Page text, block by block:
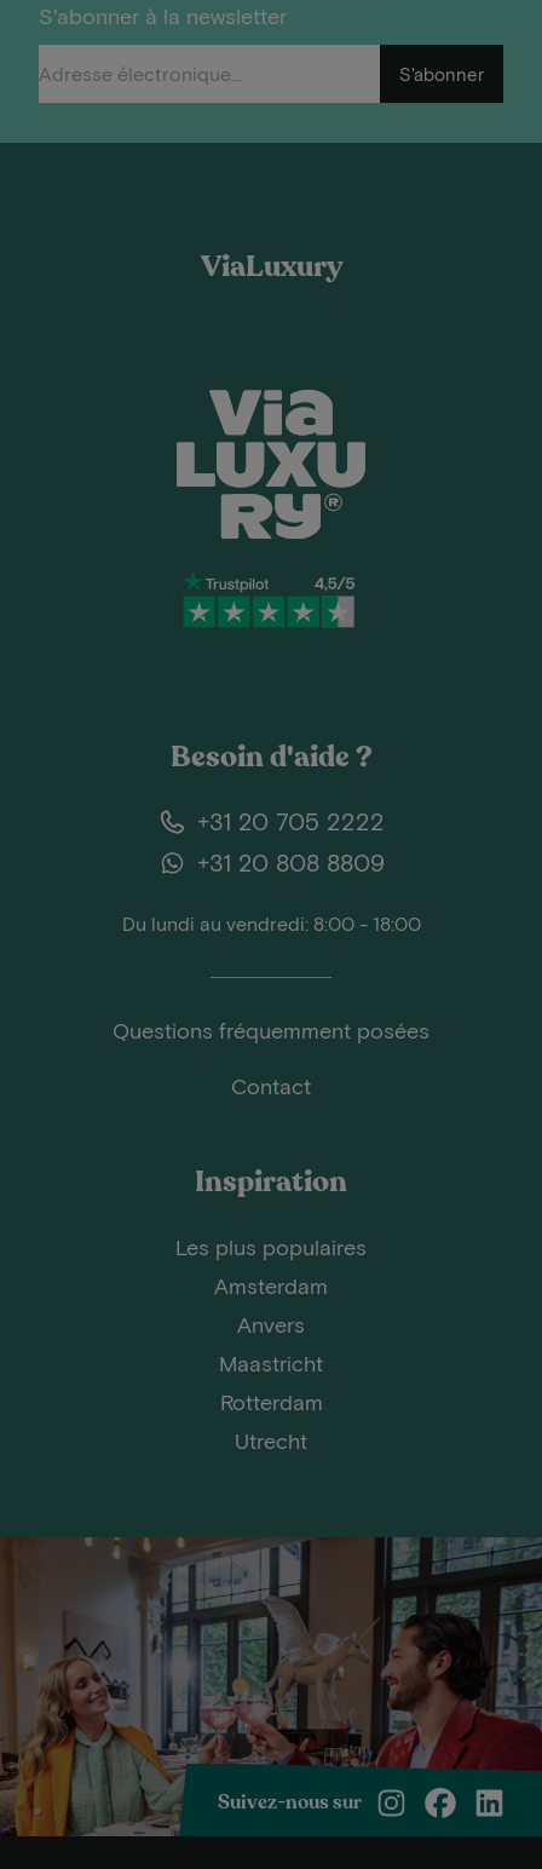
S'abonner à la newsletter
S'abonner
ViaLuxury
Besoin d'aide ?
+31 20 705 2222
+31 20 808 8809
Du lundi au vendredi: 8:00 - 18:00
Questions fréquemment posées
Contact
Inspiration
Les plus populaires
Amsterdam
Anvers
Maastricht
Rotterdam
Utrecht
Suivez-nous sur